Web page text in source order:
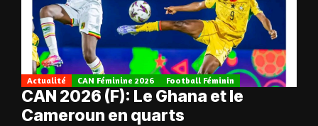
Actualité CAN Féminine 2026 Football Féminin
CAN 2026 (F): Le Ghana et le
Cameroun en quarts